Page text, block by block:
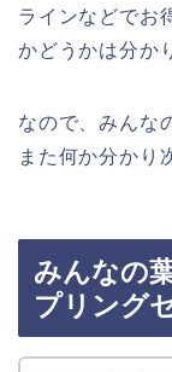
ラインなどでお
かどうかは分か
なので、みんな
また何か分かり
みんなの
プリング